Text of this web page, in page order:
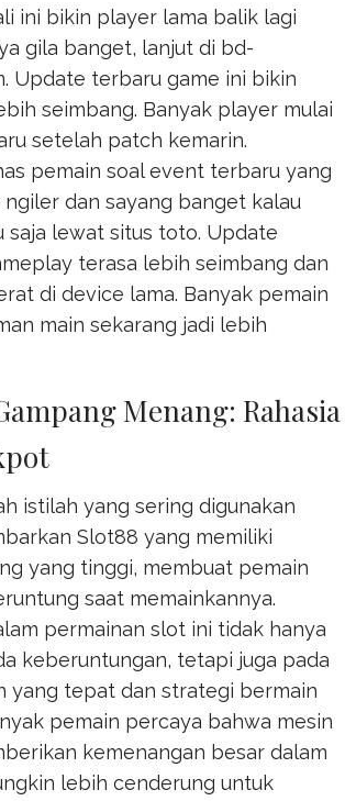
ini bikin player lama balik lagi
gila banget, lanjut di bd-
. Update terbaru game ini bikin
seimbang. Banyak player mulai
setelah patch kemarin.
pemain soal event terbaru yang
ngiler dan sayang banget kalau
saja lewat situs toto. Update
terasa lebih seimbang dan
di device lama. Banyak pemain
main sekarang jadi lebih
Menang: Rahasia
istilah yang sering digunakan
Slot88 yang memiliki
yang tinggi, membuat pemain
saat memainkannya.
permainan slot ini tidak hanya
keberuntungan, tetapi juga pada
yang tepat dan strategi bermain
pemain percaya bahwa mesin
kemenangan besar dalam
lebih cenderung untuk